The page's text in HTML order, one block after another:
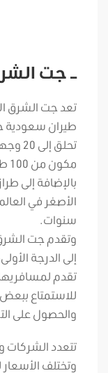
– جت
تعد جت الشرق
تحلق
سنوات.
وتقدم جت
تقدم لمسافريها
للاستمتاع
والحصول على
تتعدد الشركات
وتختلف